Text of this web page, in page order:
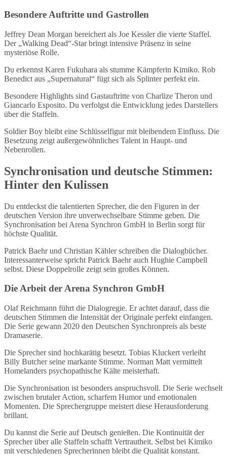
Besondere Auftritte und Gastrollen
Jeffrey Dean Morgan bereichert als Joe Kessler die vierte Staffel.
Der „Walking Dead“-Star bringt intensive Präsenz in seine
mysteriöse Rolle.
Du erkennst Karen Fukuhara als stumme Kämpferin Kimiko. Rob
Benedict aus „Supernatural“ fügt sich als Splinter perfekt ein.
Besondere Highlights sind Gastauftritte von Charlize Theron und
Giancarlo Esposito. Du verfolgst die Entwicklung jedes Darstellers
über die Staffeln.
Soldier Boy bleibt eine Schlüsselfigur mit bleibendem Einfluss. Die
Besetzung zeigt außergewöhnliches Talent in Haupt- und
Nebenrollen.
Synchronisation und deutsche Stimmen:
Hinter den Kulissen
Du entdeckst die talentierten Sprecher, die den Figuren in der
deutschen Version ihre unverwechselbare Stimme geben. Die
Synchronisation bei Arena Synchron GmbH in Berlin sorgt für
höchste Qualität.
Patrick Baehr und Christian Kähler schreiben die Dialogbücher.
Interessanterweise spricht Patrick Baehr auch Hughie Campbell
selbst. Diese Doppelrolle zeigt sein großes Können.
Die Arbeit der Arena Synchron GmbH
Olaf Reichmann führt die Dialogregie. Er achtet darauf, dass die
deutschen Stimmen die Intensität der Originale perfekt einfangen.
Die Serie gewann 2020 den Deutschen Synchronpreis als beste
Dramaserie.
Die Sprecher sind hochkarätig besetzt. Tobias Kluckert verleiht
Billy Butcher seine markante Stimme. Norman Matt vermittelt
Homelanders psychopathische Kälte meisterhaft.
Die Synchronisation ist besonders anspruchsvoll. Die Serie wechselt
zwischen brutaler Action, scharfem Humor und emotionalen
Momenten. Die Sprechergruppe meistert diese Herausforderung
brillant.
Du kannst die Serie auf Deutsch genießen. Die Kontinuität der
Sprecher über alle Staffeln schafft Vertrautheit. Selbst bei Kimiko
mit verschiedenen Sprecherinnen bleibt die Qualität konstant.